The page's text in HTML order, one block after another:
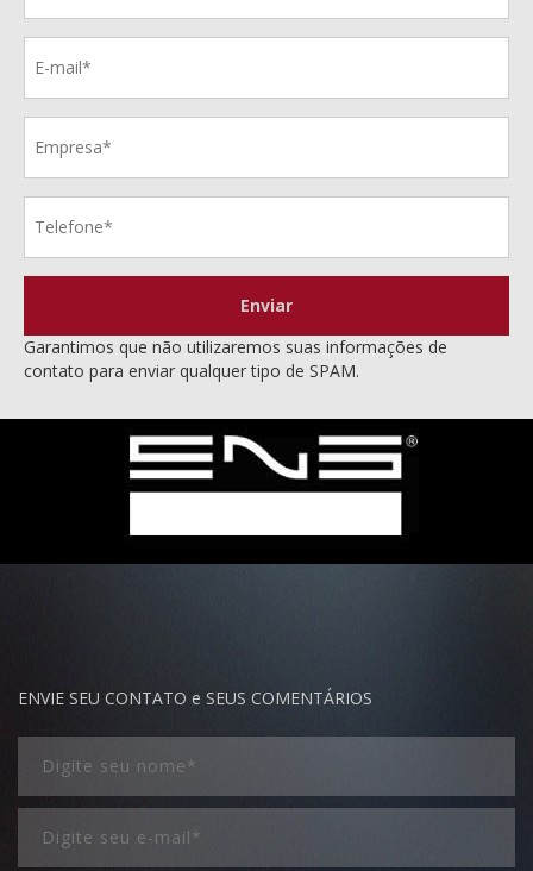
Enviar
Garantimos que não utilizaremos suas informações de
contato para enviar qualquer tipo de SPAM.
ENVIE SEU CONTATO e SEUS COMENTÁRIOS